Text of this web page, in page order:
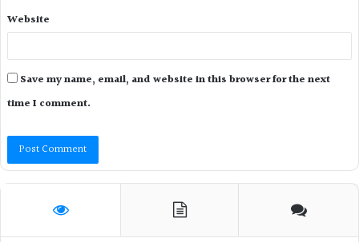
Website
Save my name, email, and website in this browser for the next
time I comment.